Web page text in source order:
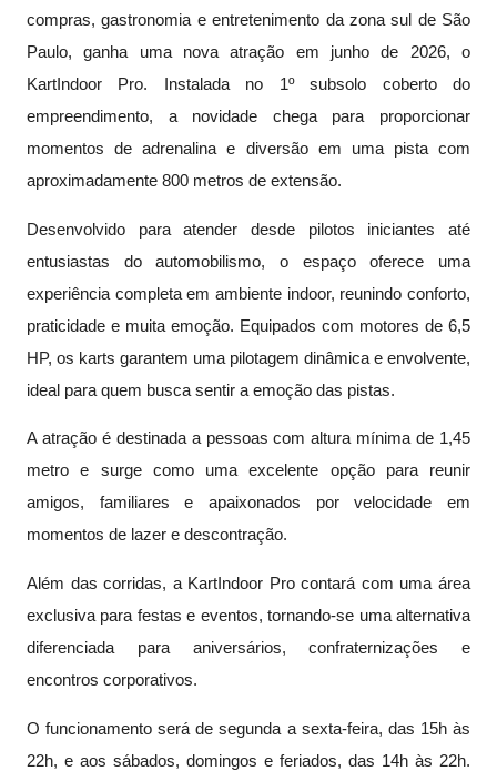
compras, gastronomia e entretenimento da zona sul de São
Paulo, ganha uma nova atração em junho de 2026, o
KartIndoor Pro. Instalada no 1º subsolo coberto do
empreendimento, a novidade chega para proporcionar
momentos de adrenalina e diversão em uma pista com
aproximadamente 800 metros de extensão.
Desenvolvido para atender desde pilotos iniciantes até
entusiastas do automobilismo, o espaço oferece uma
experiência completa em ambiente indoor, reunindo conforto,
praticidade e muita emoção. Equipados com motores de 6,5
HP, os karts garantem uma pilotagem dinâmica e envolvente,
ideal para quem busca sentir a emoção das pistas.
A atração é destinada a pessoas com altura mínima de 1,45
metro e surge como uma excelente opção para reunir
amigos, familiares e apaixonados por velocidade em
momentos de lazer e descontração.
Além das corridas, a KartIndoor Pro contará com uma área
exclusiva para festas e eventos, tornando-se uma alternativa
diferenciada para aniversários, confraternizações e
encontros corporativos.
O funcionamento será de segunda a sexta-feira, das 15h às
22h, e aos sábados, domingos e feriados, das 14h às 22h.